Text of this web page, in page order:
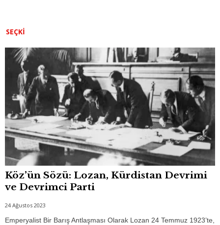
SEÇKI
Köz’ün Sözü: Lozan, Kürdistan Devrimi
ve Devrimci Parti
24 Ağustos 2023
Emperyalist Bir Barış Antlaşması Olarak Lozan 24 Temmuz 1923’te,